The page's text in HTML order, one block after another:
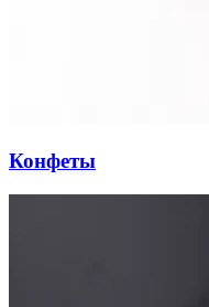
Конфеты